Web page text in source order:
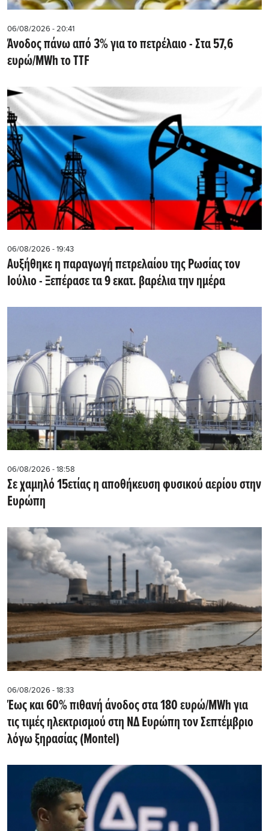
06/08/2026 - 20:41
Άνοδος πάνω από 3% για το πετρέλαιο - Στα 57,6
ευρώ/MWh το TTF
06/08/2026 - 19:43
Αυξήθηκε η παραγωγή πετρελαίου της Ρωσίας τον
Ιούλιο - Ξεπέρασε τα 9 εκατ. βαρέλια την ημέρα
06/08/2026 - 18:58
Σε χαμηλό 15ετίας η αποθήκευση φυσικού αερίου στην
Ευρώπη
06/08/2026 - 18:33
Έως και 60% πιθανή άνοδος στα 180 ευρώ/MWh για
τις τιμές ηλεκτρισμού στη ΝΔ Ευρώπη τον Σεπτέμβριο
λόγω ξηρασίας (Montel)